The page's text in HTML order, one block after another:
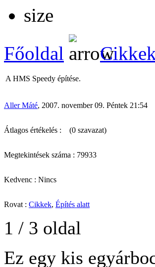
Főoldal
A HMS Speedy építése.
Aller Máté, 2007. november 09. Péntek 21:54
Átlagos értékelés : (0 szavazat)
Megtekintések száma : 79933
Kedvenc : Nincs
Rovat : Cikkek, Építés alatt
1 / 3 oldal
Ez egy kis